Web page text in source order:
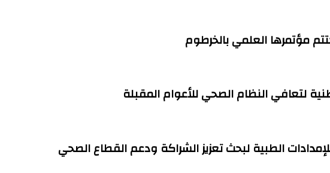
مؤتمرها العلمي بالخرطوم
لتعافي النظام الصحي للأعوام المقبلة
الطبية لبحث تعزيز الشراكة ودعم القطاع الصحي